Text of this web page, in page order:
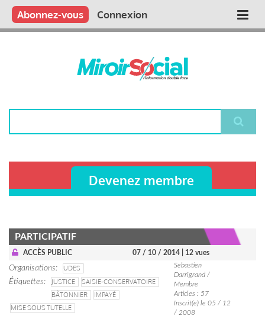
Aller
contenu
Main
Qui sommes nous ?
Vous publiez
Nous publions
Contactez-nous
Abonnez-vous Connexion
Devenez membre
PARTICIPATIF
ACCÈS PUBLIC 07 / 10 / 2014 | 12 vues
Organisations
UDES
Étiquettes
JUSTICE
SAISIE-CONSERVATOIRE
BÂTONNIER
IMPAYÉ
MISE SOUS TUTELLE
Sebastien
Darrigrand /
Membre
Articles : 57
Inscrit(e) le 05 / 12
/ 2008